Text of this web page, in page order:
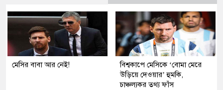
মেসির বাবা আর নেই!
বিশ্বকাপে মেসিকে ‘বোমা মেরে
উড়িয়ে দেওয়ার’ হুমকি,
চাঞ্চল্যকর তথ্য ফাঁস